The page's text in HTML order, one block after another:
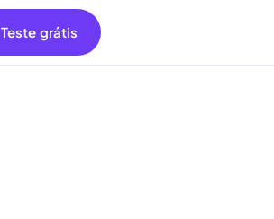
Teste grátis